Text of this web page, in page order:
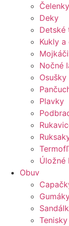
Deky
Detské
Kukly
Nočné
Plavky
Úložné
Obuv
Tenisky